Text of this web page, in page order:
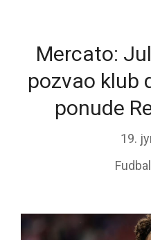
Mercato:
pozvao klub
ponude
19.
Fudbal